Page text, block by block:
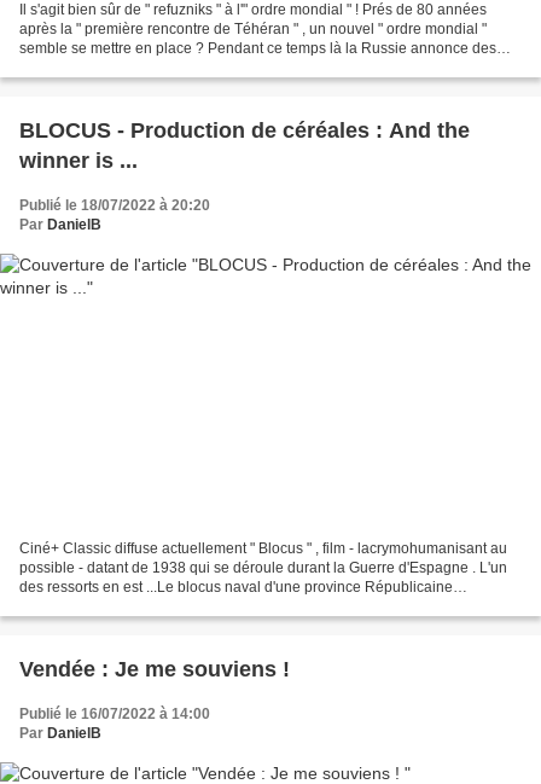
Il s'agit bien sûr de " refuzniks " à l'" ordre mondial " ! Prés de 80 années
après la " première rencontre de Téhéran " , un nouvel " ordre mondial "
semble se mettre en place ? Pendant ce temps là la Russie annonce des
BLOCUS - Production de céréales : And the
winner is ...
Publié le 18/07/2022 à 20:20
Par DanielB
Ciné+ Classic diffuse actuellement " Blocus " , film - lacrymohumanisant au
possible - datant de 1938 qui se déroule durant la Guerre d'Espagne . L'un
des ressorts en est ...Le blocus naval d'une province Républicaine
Vendée : Je me souviens !
Publié le 16/07/2022 à 14:00
Par DanielB